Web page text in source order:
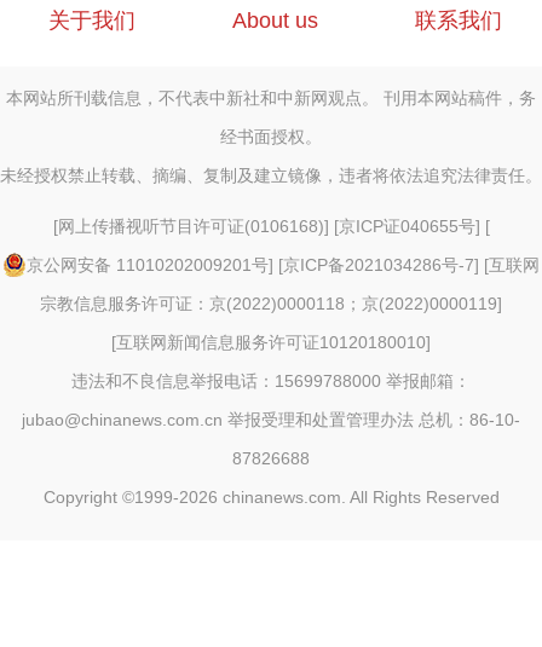
关于我们 About us 联系我们
本网站所刊载信息，不代表中新社和中新网观点。 刊用本网站稿件，务
经书面授权。
未经授权禁止转载、摘编、复制及建立镜像，违者将依法追究法律责任。
[网上传播视听节目许可证(0106168)] [京ICP证040655号] [
京公网安备 11010202009201号] [京ICP备2021034286号-7] [互联网
宗教信息服务许可证：京(2022)0000118；京(2022)0000119]
[互联网新闻信息服务许可证10120180010]
违法和不良信息举报电话：15699788000 举报邮箱：
jubao@chinanews.com.cn 举报受理和处置管理办法 总机：86-10-
87826688
Copyright ©1999-2026 chinanews.com. All Rights Reserved